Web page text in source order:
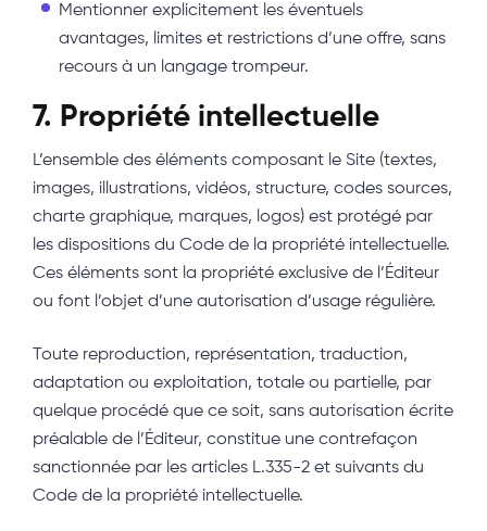
Mentionner explicitement les éventuels
avantages, limites et restrictions d’une offre, sans
recours à un langage trompeur.
7. Propriété intellectuelle
L’ensemble des éléments composant le Site (textes,
images, illustrations, vidéos, structure, codes sources,
charte graphique, marques, logos) est protégé par
les dispositions du Code de la propriété intellectuelle.
Ces éléments sont la propriété exclusive de l’Éditeur
ou font l’objet d’une autorisation d’usage régulière.
Toute reproduction, représentation, traduction,
adaptation ou exploitation, totale ou partielle, par
quelque procédé que ce soit, sans autorisation écrite
préalable de l’Éditeur, constitue une contrefaçon
sanctionnée par les articles L.335-2 et suivants du
Code de la propriété intellectuelle.